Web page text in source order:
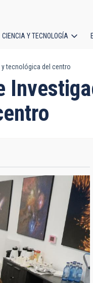
CIENCIA Y TECNOLOGÍA
y tecnológica del centro